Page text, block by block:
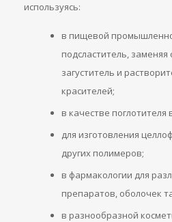
используясь:
в пищевой
подсластитель,
загуститель и
красителей;
в качестве поглотителя
для изготовления
других полимеров;
в фармакологии для
препаратов, оболочек
в разнообразной